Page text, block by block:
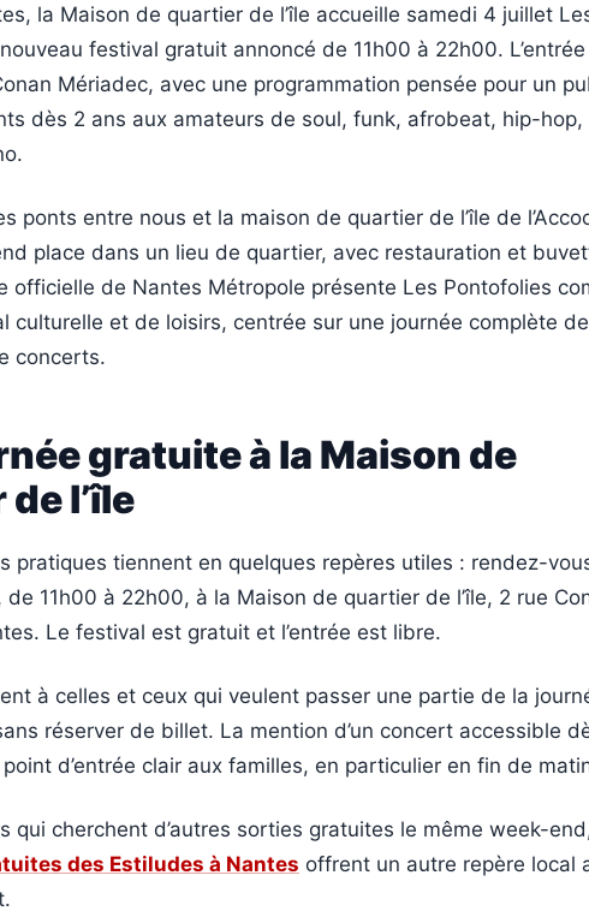
la Maison de quartier de l’île accueille samedi 4 juillet
festival gratuit annoncé de 11h00 à 22h00.
Mériadec, avec une programmation pensée pour un
dès 2 ans aux amateurs de soul, funk, afrobeat, hip-hop,
ponts entre nous et la maison de quartier de l’île de
place dans un lieu de quartier, avec restauration et
officielle de Nantes Métropole présente Les Pontofolies
culturelle et de loisirs, centrée sur une journée complète de
concerts.
gratuite à la Maison de
l’île
pratiques tiennent en quelques repères utiles : rendez-
11h00 à 22h00, à la Maison de quartier de l’île, 2 rue
Le festival est gratuit et l’entrée est libre.
à celles et ceux qui veulent passer une partie de la
réserver de billet. La mention d’un concert accessible
d’entrée clair aux familles, en particulier en fin de
qui cherchent d’autres sorties gratuites le même week-
des Estiludes à Nantes offrent un autre repère local